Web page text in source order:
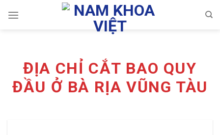
ĐỊA CHỈ CẮT BAO QUY
ĐẦU Ở BÀ RỊA VŨNG TÀU